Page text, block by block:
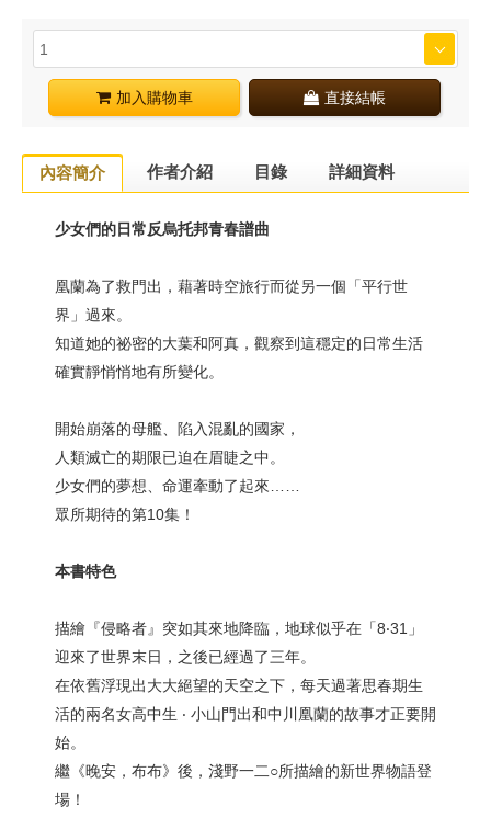
加入購物車 直接結帳
內容簡介 作者介紹 目錄 詳細資料
少女們的日常反烏托邦青春譜曲
凰蘭為了救門出，藉著時空旅行而從另一個「平行世
界」過來。
知道她的祕密的大葉和阿真，觀察到這穩定的日常生活
確實靜悄悄地有所變化。
開始崩落的母艦、陷入混亂的國家，
人類滅亡的期限已迫在眉睫之中。
少女們的夢想、命運牽動了起來……
眾所期待的第10集！
本書特色
描繪『侵略者』突如其來地降臨，地球似乎在「8‧31」
迎來了世界末日，之後已經過了三年。
在依舊浮現出大大絕望的天空之下，每天過著思春期生
活的兩名女高中生 ‧ 小山門出和中川凰蘭的故事才正要開
始。
繼《晚安，布布》後，淺野一二○所描繪的新世界物語登
場！